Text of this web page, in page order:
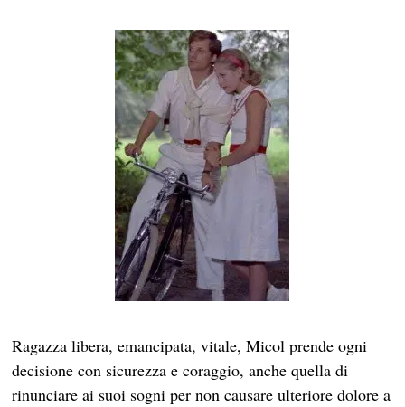
Ragazza libera, emancipata, vitale, Micol prende ogni
decisione con sicurezza e coraggio, anche quella di
rinunciare ai suoi sogni per non causare ulteriore dolore a